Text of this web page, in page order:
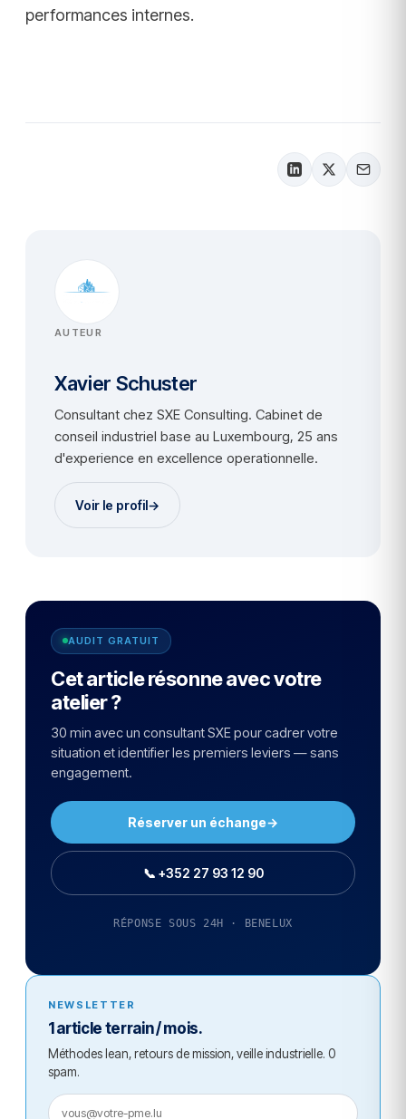
performances internes.
AUTEUR
Xavier Schuster
Consultant chez SXE Consulting. Cabinet de
conseil industriel base au Luxembourg, 25 ans
d'experience en excellence operationnelle.
Voir le profil→
AUDIT GRATUIT
Cet article résonne avec votre
atelier ?
30 min avec un consultant SXE pour cadrer votre
situation et identifier les premiers leviers — sans
engagement.
Réserver un échange→
📞 +352 27 93 12 90
RÉPONSE SOUS 24H · BENELUX
NEWSLETTER
1 article terrain / mois.
Méthodes lean, retours de mission, veille industrielle. 0
spam.